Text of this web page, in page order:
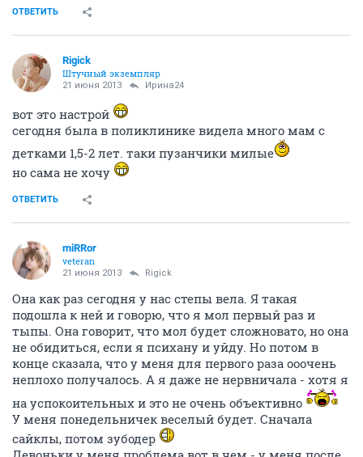
ОТВЕТИТЬ
Rigick
Штучный экземпляр
21 июня 2013 Ирина24
вот это настрой
сегодня была в поликлинике видела много мам с
детками 1,5-2 лет. таки пузанчики милые
но сама не хочу
ОТВЕТИТЬ
miRRor
veteran
21 июня 2013 Rigick
Она как раз сегодня у нас степы вела. Я такая
подошла к ней и говорю, что я мол первый раз и
тыпы. Она говорит, что мол будет сложновато, но она
не обидиться, если я психану и уйду. Но потом в
конце сказала, что у меня для первого раза ооочень
неплохо получалось. А я даже не нервничала - хотя я
на успокоительных и это не очень объективно
У меня понедельничек веселый будет. Сначала
сайклы, потом зубодер